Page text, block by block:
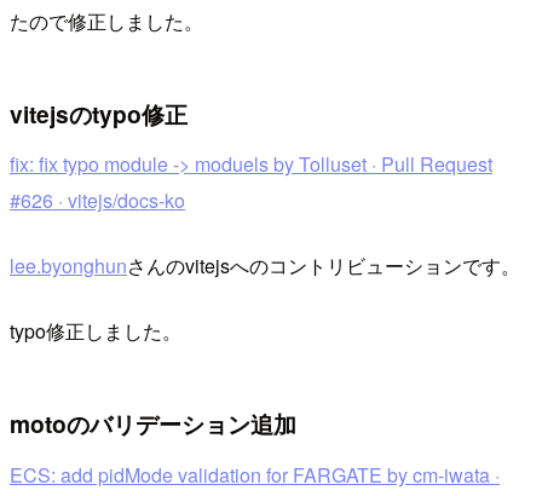
たので修正しました。
vitejsのtypo修正
fix: fix typo module -> moduels by Tolluset · Pull Request
#626 · vitejs/docs-ko
lee.byonghunさんのvitejsへのコントリビューションです。
typo修正しました。
motoのバリデーション追加
ECS: add pidMode validation for FARGATE by cm-iwata ·